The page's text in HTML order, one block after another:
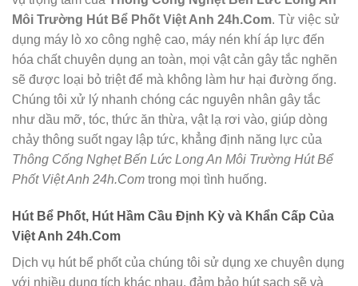
Môi Trường Hút Bể Phốt Việt Anh 24h.Com. Từ việc sử
dụng máy lò xo công nghệ cao, máy nén khí áp lực đến
hóa chất chuyên dụng an toàn, mọi vật cản gây tắc nghẽn
sẽ được loại bỏ triệt để mà không làm hư hại đường ống.
Chúng tôi xử lý nhanh chóng các nguyên nhân gây tắc
như dầu mỡ, tóc, thức ăn thừa, vật lạ rơi vào, giúp dòng
chảy thông suốt ngay lập tức, khẳng định năng lực của
Thông Cống Nghẹt Bến Lức Long An Môi Trường Hút Bể
Phốt Việt Anh 24h.Com trong mọi tình huống.
Hút Bể Phốt, Hút Hầm Cầu Định Kỳ và Khẩn Cấp Của
Việt Anh 24h.Com
Dịch vụ hút bể phốt của chúng tôi sử dụng xe chuyên dụng
với nhiều dung tích khác nhau, đảm bảo hút sạch sẽ và